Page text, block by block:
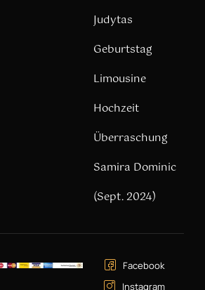
Judytas
Geburtstag
Limousine
Hochzeit
Überraschung
Samira Dominic
(Sept. 2024)
Facebook
Instagram